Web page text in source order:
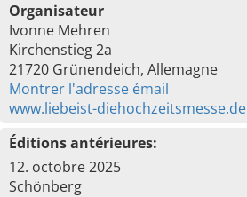
Organisateur
Ivonne Mehren
Kirchenstieg 2a
21720 Grünendeich, Allemagne
Montrer l'adresse émail
www.liebeist-diehochzeitsmesse.de
Éditions antérieures:
12. octobre 2025
Schönberg